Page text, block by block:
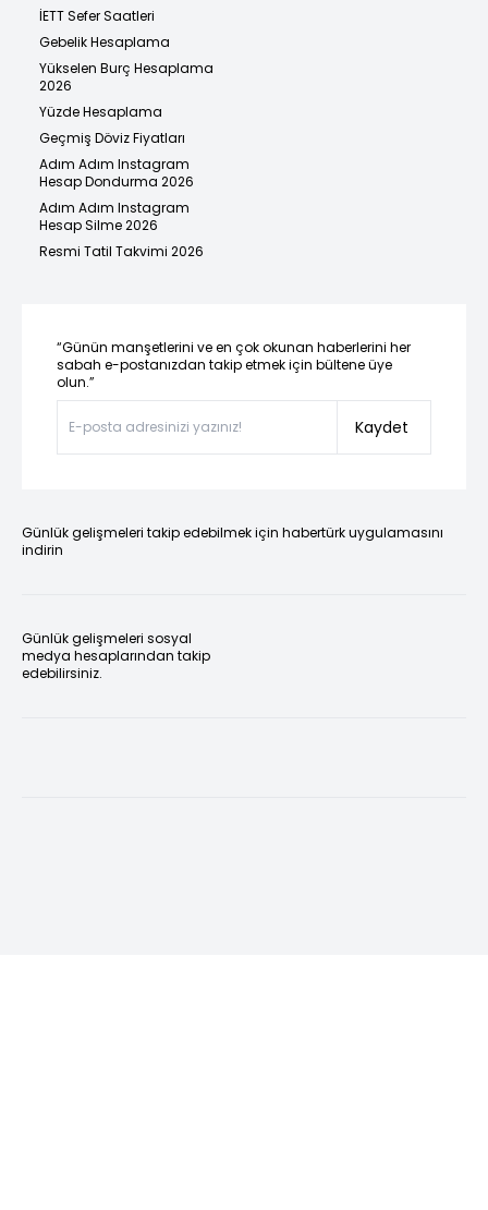
İETT Sefer Saatleri
Gebelik Hesaplama
Yükselen Burç Hesaplama
2026
Yüzde Hesaplama
Geçmiş Döviz Fiyatları
Adım Adım Instagram
Hesap Dondurma 2026
Adım Adım Instagram
Hesap Silme 2026
Resmi Tatil Takvimi 2026
“Günün manşetlerini ve en çok okunan haberlerini her
sabah e-postanızdan takip etmek için bültene üye
olun.”
Kaydet
Günlük gelişmeleri takip edebilmek için habertürk uygulamasını
indirin
Günlük gelişmeleri sosyal
medya hesaplarından takip
edebilirsiniz.